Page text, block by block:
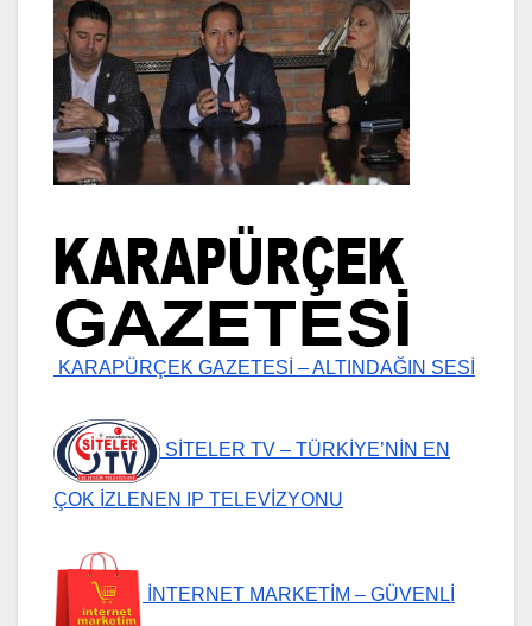
KARAPÜRÇEK GAZETESİ – ALTINDAĞIN SESİ
SİTELER TV – TÜRKİYE’NİN EN
ÇOK İZLENEN IP TELEVİZYONU
İNTERNET MARKETİM – GÜVENLİ